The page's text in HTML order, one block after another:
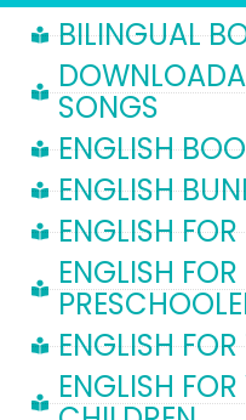
BILINGUAL
SONGS
ENGLISH
ENGLISH
ENGLISH
ENGLISH FOR
ENGLISH
ENGLISH